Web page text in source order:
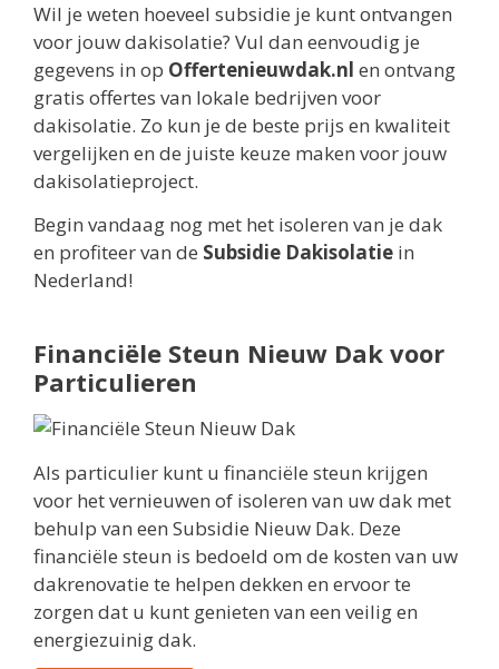
Wil je weten hoeveel subsidie je kunt ontvangen
voor jouw dakisolatie? Vul dan eenvoudig je
gegevens in op Offertenieuwdak.nl en ontvang
gratis offertes van lokale bedrijven voor
dakisolatie. Zo kun je de beste prijs en kwaliteit
vergelijken en de juiste keuze maken voor jouw
dakisolatieproject.
Begin vandaag nog met het isoleren van je dak
en profiteer van de Subsidie Dakisolatie in
Nederland!
Financiële Steun Nieuw Dak voor
Particulieren
Als particulier kunt u financiële steun krijgen
voor het vernieuwen of isoleren van uw dak met
behulp van een Subsidie Nieuw Dak. Deze
financiële steun is bedoeld om de kosten van uw
dakrenovatie te helpen dekken en ervoor te
zorgen dat u kunt genieten van een veilig en
energiezuinig dak.